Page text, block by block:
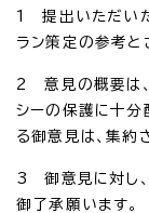
1 提出いただいた
ラン策定の参考と
2 意見の概要は、
シーの保護に十分
る御意見は、集約
3 御意見に対し、
御了承願います。